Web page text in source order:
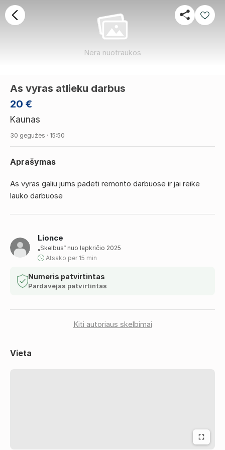
Nėra nuotraukos
20 €
As vyras atlieku darbus
Kaunas
30 gegužės · 15:50
Lionce
„Skelbus“ nuo lapkričio 2025
Atsako per 15 min
Numeris patvirtintas
Pardavėjas patvirtintas
Kiti autoriaus skelbimai
Aprašymas
As vyras galiu jums padeti remonto darbuose ir jai reike
lauko darbuose
Vieta